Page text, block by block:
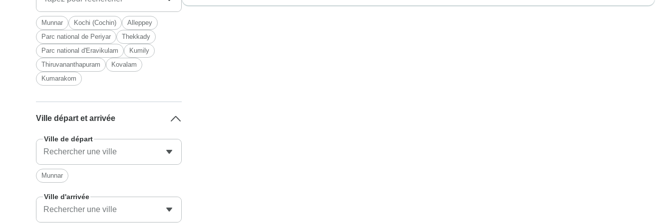
Munnar Kochi (Cochin)
Alleppey
Parc national de Periyar
Thekkady
Parc national d'Eravikulam
Kumily
Thiruvananthapuram
Kovalam
Kumarakom
Ville départ et arrivée
Ville de départ
Munnar
Ville d'arrivée